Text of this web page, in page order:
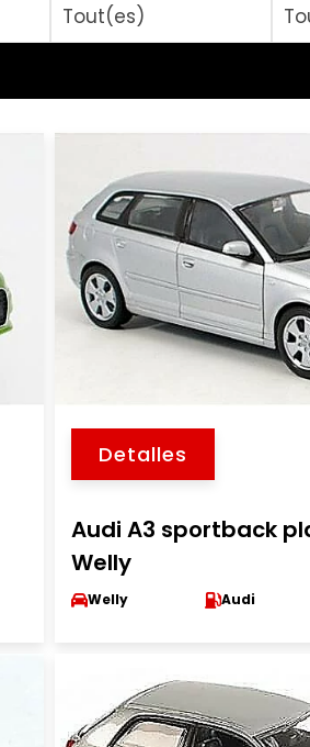
Detalles
Audi A3 sportback
Welly
Welly Audi